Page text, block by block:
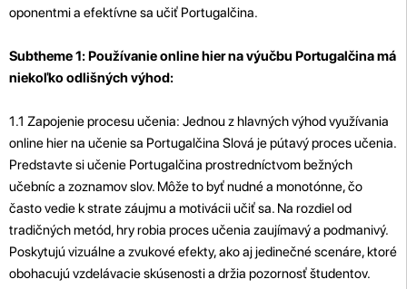
oponentmi a efektívne sa učiť Portugalčina.
Subtheme 1: Používanie online hier na výučbu Portugalčina má
niekoľko odlišných výhod:
1.1 Zapojenie procesu učenia: Jednou z hlavných výhod využívania
online hier na učenie sa Portugalčina Slová je pútavý proces učenia.
Predstavte si učenie Portugalčina prostredníctvom bežných
učebníc a zoznamov slov. Môže to byť nudné a monotónne, čo
často vedie k strate záujmu a motivácii učiť sa. Na rozdiel od
tradičných metód, hry robia proces učenia zaujímavý a podmanivý.
Poskytujú vizuálne a zvukové efekty, ako aj jedinečné scenáre, ktoré
obohacujú vzdelávacie skúsenosti a držia pozornosť študentov.